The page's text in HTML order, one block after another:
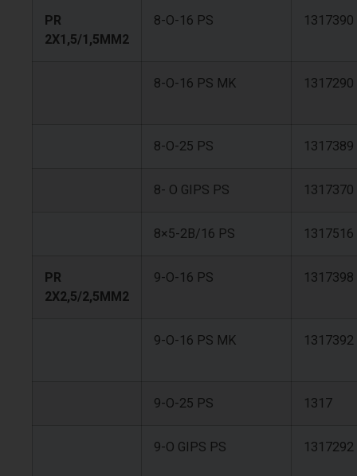
PR
2X1,5/1,5MM2
8-O-16 PS 1317390
8-O-16 PS MK 1317290
8-O-25 PS 1317389
8- O GIPS PS 1317370
8×5-2B/16 PS 1317516
PR
2X2,5/2,5MM2
9-O-16 PS 1317398
9-O-16 PS MK 1317392
9-O-25 PS 1317
9-O GIPS PS 1317292